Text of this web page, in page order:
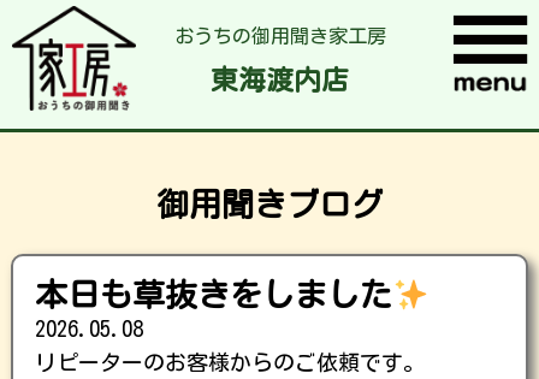
おうちの御用聞き家工房
東海渡内店
御用聞きブログ
本日も草抜きをしました
2026.05.08
リピーターのお客様からのご依頼です。